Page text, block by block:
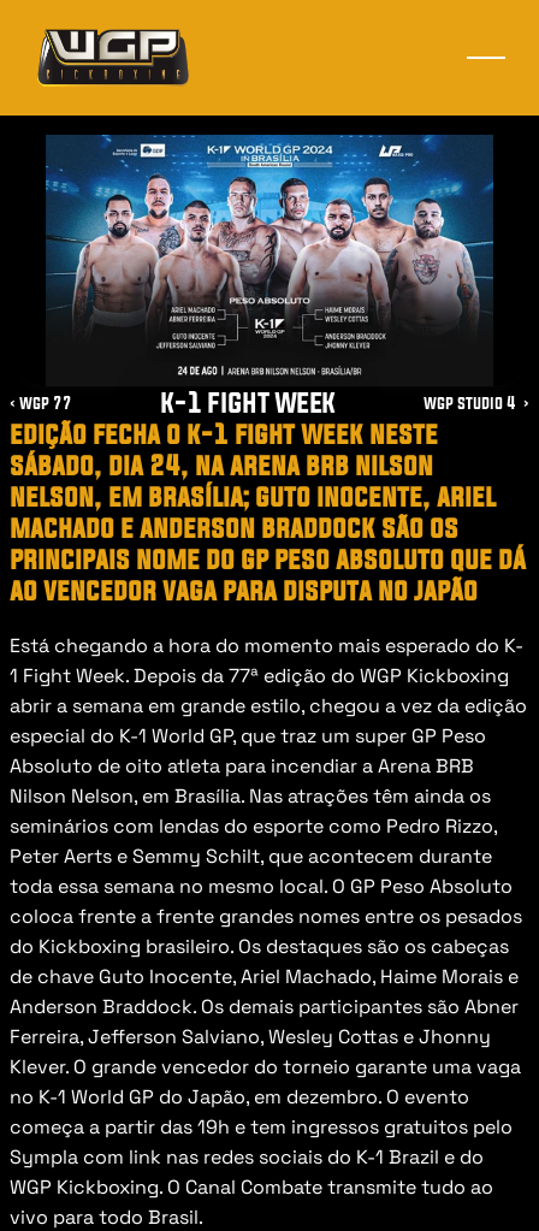
‹ wgp 77 k-1 fight week wgp studio 4  ›
edição fecha o k-1 fight week neste
sábado, dia 24, na arena brb nilson
nelson, em brasília; guto inocente, ariel
machado e anderson braddock são os
principais nome do gp peso absoluto que dá
ao vencedor vaga para disputa no japão
Está chegando a hora do momento mais esperado do K-
1 Fight Week. Depois da 77ª edição do WGP Kickboxing
abrir a semana em grande estilo, chegou a vez da edição
especial do K-1 World GP, que traz um super GP Peso
Absoluto de oito atleta para incendiar a Arena BRB
Nilson Nelson, em Brasília. Nas atrações têm ainda os
seminários com lendas do esporte como Pedro Rizzo,
Peter Aerts e Semmy Schilt, que acontecem durante
toda essa semana no mesmo local. O GP Peso Absoluto
coloca frente a frente grandes nomes entre os pesados
do Kickboxing brasileiro. Os destaques são os cabeças
de chave Guto Inocente, Ariel Machado, Haime Morais e
Anderson Braddock. Os demais participantes são Abner
Ferreira, Jefferson Salviano, Wesley Cottas e Jhonny
Klever. O grande vencedor do torneio garante uma vaga
no K-1 World GP do Japão, em dezembro. O evento
começa a partir das 19h e tem ingressos gratuitos pelo
Sympla com link nas redes sociais do K-1 Brazil e do
WGP Kickboxing. O Canal Combate transmite tudo ao
vivo para todo Brasil.